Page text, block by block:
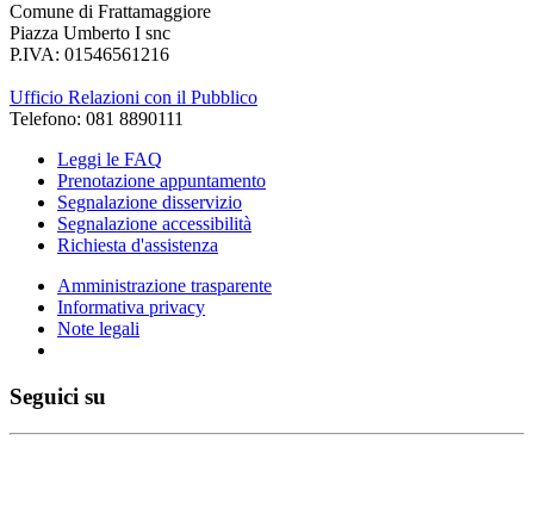
Comune di Frattamaggiore
Piazza Umberto I snc
P.IVA: 01546561216
Ufficio Relazioni con il Pubblico
Telefono: 081 8890111
Leggi le FAQ
Prenotazione appuntamento
Segnalazione disservizio
Segnalazione accessibilità
Richiesta d'assistenza
Amministrazione trasparente
Informativa privacy
Note legali
Seguici su